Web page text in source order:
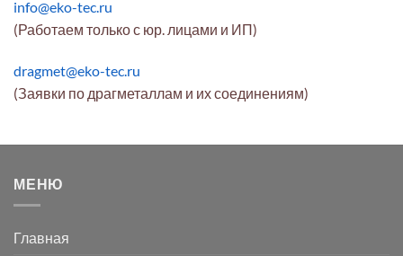
info@eko-tec.ru
(Работаем только с юр. лицами и ИП)
dragmet@eko-tec.ru
(Заявки по драгметаллам и их соединениям)
МЕНЮ
Главная